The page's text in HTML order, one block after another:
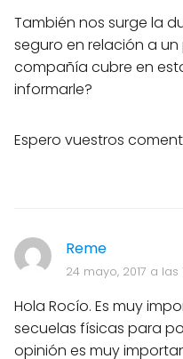
También nos surge la
seguro en relación a
compañía cubre en
informarle?
Espero vuestros
Reme
24 mayo, 2017 a las
Hola Rocío. Es muy
secuelas físicas para
opinión es muy